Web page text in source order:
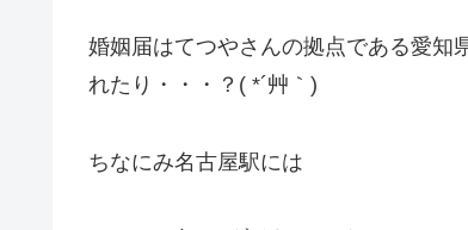
婚姻届はてつやさんの拠点である愛知
れたり・・・？( *´艸｀)
ちなにみ名古屋駅には